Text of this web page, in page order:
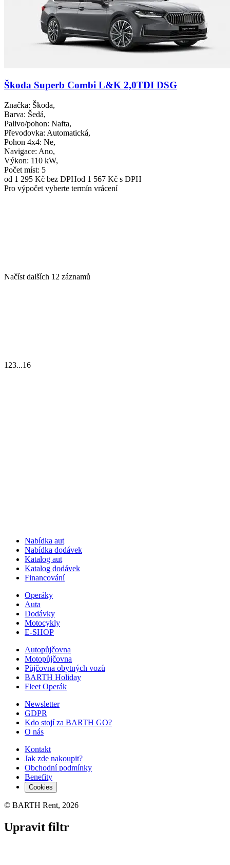
Škoda Superb Combi L&K 2,0TDI DSG
Značka: Škoda,
Barva: Šedá,
Palivo/pohon: Nafta,
Převodovka: Automatická,
Pohon 4x4: Ne,
Navigace: Ano,
Výkon: 110 kW,
Počet míst: 5
od 1 295 Kč bez DPHod 1 567 Kč s DPH
Pro výpočet vyberte termín vrácení
Načíst dalších 12 záznamů
1 23...16
Nabídka aut
Nabídka dodávek
Katalog aut
Katalog dodávek
Financování
Operáky
Auta
Dodávky
Motocykly
E-SHOP
Autopůjčovna
Motopůjčovna
Půjčovna obytných vozů
BARTH Holiday
Fleet Operák
Newsletter
GDPR
Kdo stojí za BARTH GO?
O nás
Kontakt
Jak zde nakoupit?
Obchodní podmínky
Benefity
Cookies
© BARTH Rent, 2026
Upravit filtr